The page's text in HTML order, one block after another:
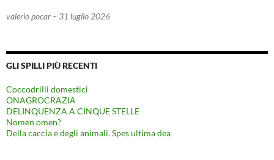
valerio pocar – 31 luglio 2026
GLI SPILLI PIÙ RECENTI
Coccodrilli domestici
ONAGROCRAZIA
DELINQUENZA A CINQUE STELLE
Nomen omen?
Della caccia e degli animali. Spes ultima dea